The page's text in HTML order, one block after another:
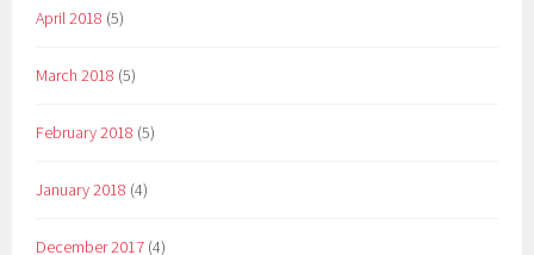
April 2018 (5)
March 2018 (5)
February 2018 (5)
January 2018 (4)
December 2017 (4)